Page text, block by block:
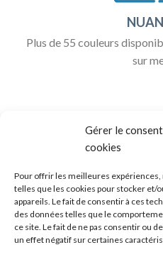
Gérer le
cookies
Pour offrir les meilleures
telles que les cookies pour stocker et/
appareils. Le fait de consentir à ces
des données telles que le
ce site. Le fait de ne pas consentir ou
un effet négatif sur certaines
Plus de 55 couleurs
sur
ALLO
Une